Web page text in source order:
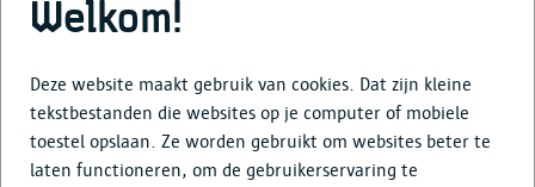
Over
Welkom!
Deze website maakt gebruik van cookies. Dat zijn kleine
tekstbestanden die websites op je computer of mobiele
toestel opslaan. Ze worden gebruikt om websites beter te
laten functioneren, om de gebruikerservaring te